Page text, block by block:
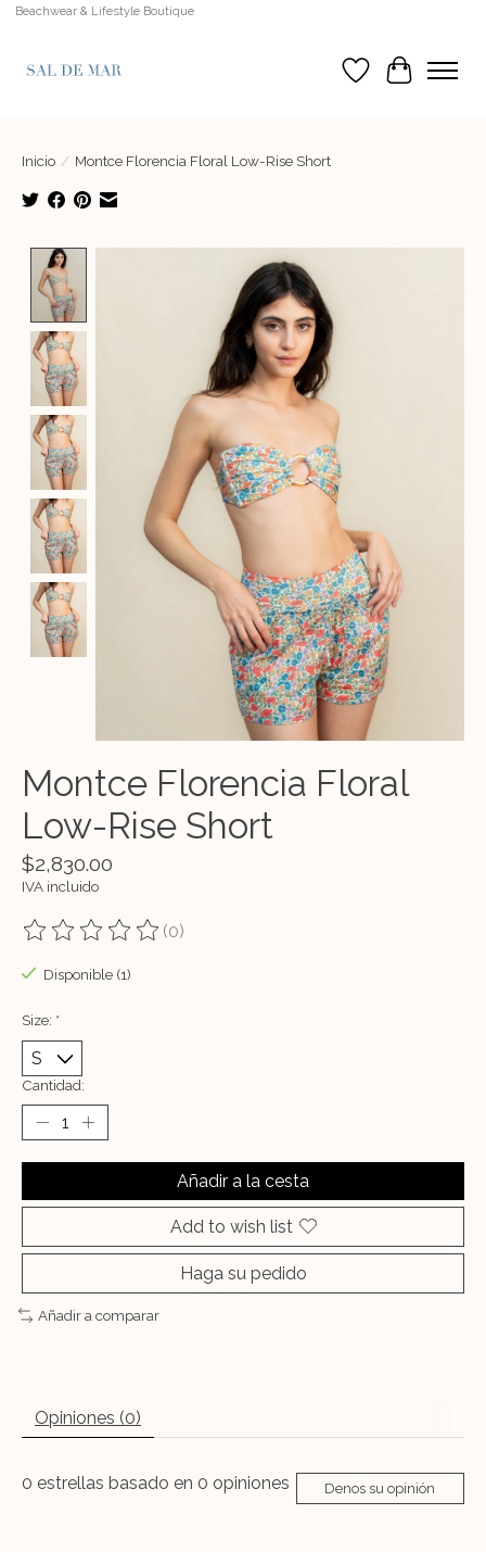
Beachwear & Lifestyle Boutique
Lista de deseos
Cesta
Inicio / Montce Florencia Floral Low-Rise Short
Product image slideshow Items
Montce Florencia Floral
Low-Rise Short
$2,830.00
IVA incluido
The rating of this product is
(0)
Disponible (1)
Size: *
Cantidad:
Añadir a la cesta
Add to wish list
Haga su pedido
Añadir a comparar
Opiniones (0)
0 estrellas basado en 0 opiniones Denos su opinión